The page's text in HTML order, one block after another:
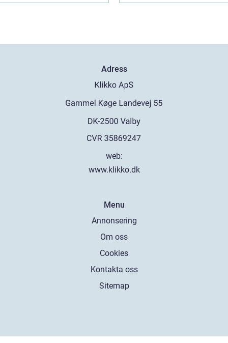
Adress
web:
www.klikko.dk
Menu
Annonsering
Om oss
Cookies
Kontakta oss
Sitemap